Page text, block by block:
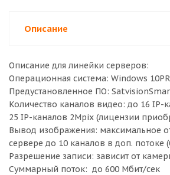
Описание
Описание для линейки серверов:
Операционная система: Windows
Предустановленное ПО:
Количество каналов видео: до 16 IP-
25 IP-каналов 2Mpix (лицензии
Вывод изображения: максимальное
сервере до 10 каналов в доп. потоке
Разрешение записи: зависит от
Суммарный поток: до 600 Мбит/сек